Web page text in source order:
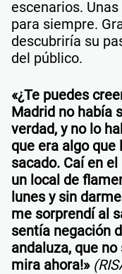
escenarios.
para siempre.
descubriría su
del público.
«¿Te puedes
Madrid no había
verdad, y no lo
que era algo que
sacado. Caí en
un local de
lunes y sin
me sorprendí al
sentía negación
andaluza, que
mira ahora!»